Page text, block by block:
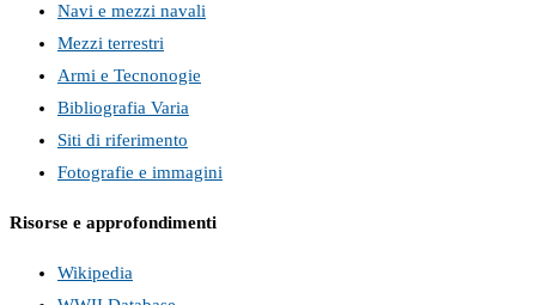
Navi e mezzi navali
Mezzi terrestri
Armi e Tecnonogie
Bibliografia Varia
Siti di riferimento
Fotografie e immagini
Risorse e approfondimenti
Wikipedia